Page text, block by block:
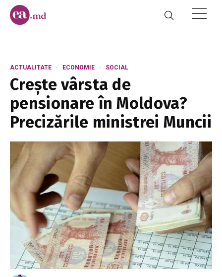
ACTUALITATE ECONOMIE SOCIAL
Crește vârsta de
pensionare în Moldova?
Precizările ministrei Muncii